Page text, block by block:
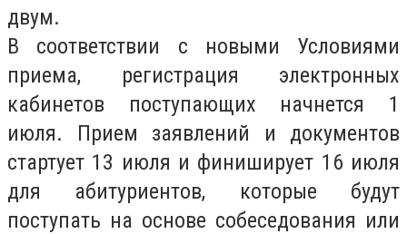
двум.
В соответствии с новыми Условиями
приема, регистрация электронных
кабинетов поступающих начнется 1
июля. Прием заявлений и документов
стартует 13 июля и финиширует 16 июля
для абитуриентов, которые будут
поступать на основе собеседования или